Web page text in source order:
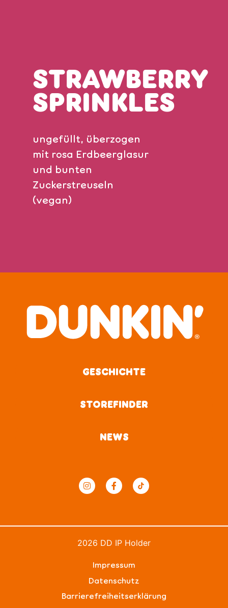
STRAWBERRY
SPRINKLES
ungefüllt, überzogen
mit rosa Erdbeerglasur
und bunten
Zuckerstreuseln
(vegan)
GESCHICHTE
STOREFINDER
NEWS
2026 DD IP Holder
Impressum
Datenschutz
Barrierefreiheitserklärung